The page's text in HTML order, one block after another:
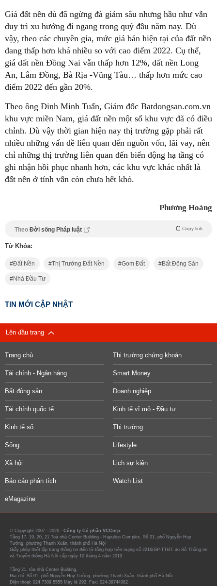
Giá đất nền dù đã ngừng đà giảm sâu nhưng hầu như vẫn
duy trì xu hướng đi ngang trong quý đầu năm nay. Dù
vậy, theo các chuyên gia, mức giá bán hiện tại của đất nền
đang thấp hơn khá nhiều so với cao điểm 2022. Cụ thể,
giá đất nền Đồng Nai vẫn thấp hơn 12%, đất nền Long
An, Lâm Đồng, Bà Rịa -Vũng Tàu… thấp hơn mức cao
điểm 2022 đến gần 20%.
Theo ông Đinh Minh Tuấn, Giám đốc Batdongsan.com.vn
khu vực miền Nam, giá đất nền một số khu vực đã có điều
chỉnh. Dù vậy thời gian hiện nay thị trường gặp phải rất
nhiều những vấn đề liên quan đến nguồn vốn, lãi vay, nên
chỉ những thị trường liên quan đến biến động hạ tầng có
ghi nhận hồi phục nhanh hơn, các khu vực khác nhất là
đất nền ở tỉnh vẫn còn chưa hết khó.
Phương Hoàng
Theo Đời sống Pháp luật Copy link
Từ Khóa:
Đất Nền Thị Trường Đất Nền Gom Đất Bất Động Sản
Nhà Đầu Tư
TIN MỚI CẬP NHẬT
Lên đầu trang
Trang chủ Thị trường chứng khoán
Tài chính - Ngân hàng Smart Money
Bất động sản Doanh nghiệp
Tài chính quốc tế Kinh tế vĩ mô - Đầu tư
Kinh tế số Thị trường
Sống Lifestyle
Xã hội Lịch sự kiện
Báo cáo phân tích Watch List
eMagazine
© Copyright 2007 - 2026 - Công ty Cổ phần VCCorp.
Tầng 17, 19, 20, 21 Toà nhà Center Building - Hapulico Complex, Số 01, phố Nguyễn Huy
Tưởng, phường Thanh Xuân, thành phố Hà Nội
Giấy phép thiết lập trang thông tin điện tử tổng hợp trên mạng số 2216/GP-TTĐT do Sở Thông tin
và Truyền thông Hà Nội cấp ngày 10 tháng 4 năm 2019.
Tầng 21, tòa nhà Center Building.
Địa chỉ: Số 01, phố Nguyễn Huy Tưởng, phường Thanh Xuân, thành phố Hà Nội
Điện thoại: 024 7309 5555 Máy lẻ 292. Fax: 024-39744082